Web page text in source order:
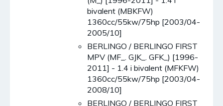
bivalent (MBKFW)
1360cc/55kw/75hp [2003/04-
2005/10]
BERLINGO / BERLINGO FIRST
MPV (MF_. GJK_. GFK_) [1996-
2011] - 1.4 i bivalent (MFKFW)
1360cc/55kw/75hp [2003/04-
2008/10]
BERLINGO / BERLINGO FIRST